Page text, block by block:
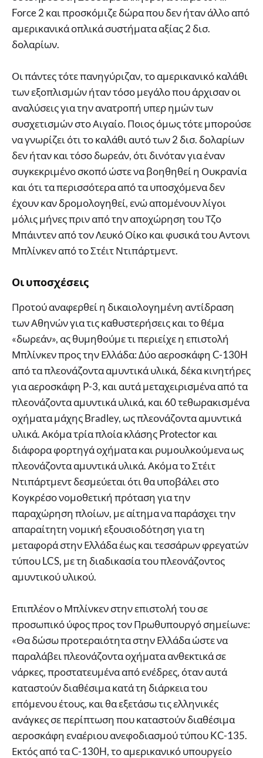
Force 2 και προσκόμιζε δώρα που δεν ήταν άλλο από
αμερικανικά οπλικά συστήματα αξίας 2 δισ.
δολαρίων.
Οι πάντες τότε πανηγύριζαν, το αμερικανικό καλάθι
των εξοπλισμών ήταν τόσο μεγάλο που άρχισαν οι
αναλύσεις για την ανατροπή υπερ ημών των
συσχετισμών στο Αιγαίο. Ποιος όμως τότε μπορούσε
να γνωρίζει ότι το καλάθι αυτό των 2 δισ. δολαρίων
δεν ήταν και τόσο δωρεάν, ότι δινόταν για έναν
συγκεκριμένο σκοπό ώστε να βοηθηθεί η Ουκρανία
και ότι τα περισσότερα από τα υποσχόμενα δεν
έχουν καν δρομολογηθεί, ενώ απομένουν λίγοι
μόλις μήνες πριν από την αποχώρηση του Τζο
Μπάιντεν από τον Λευκό Οίκο και φυσικά του Αντονι
Μπλίνκεν από το Στέιτ Ντιπάρτμεντ.
Οι υποσχέσεις
Προτού αναφερθεί η δικαιολογημένη αντίδραση
των Αθηνών για τις καθυστερήσεις και το θέμα
«δωρεάν», ας θυμηθούμε τι περιείχε η επιστολή
Μπλίνκεν προς την Ελλάδα: Δύο αεροσκάφη C-130H
από τα πλεονάζοντα αμυντικά υλικά, δέκα κινητήρες
για αεροσκάφη P-3, και αυτά μεταχειρισμένα από τα
πλεονάζοντα αμυντικά υλικά, και 60 τεθωρακισμένα
οχήματα μάχης Bradley, ως πλεονάζοντα αμυντικά
υλικά. Ακόμα τρία πλοία κλάσης Protector και
διάφορα φορτηγά οχήματα και ρυμουλκούμενα ως
πλεονάζοντα αμυντικά υλικά. Ακόμα το Στέιτ
Ντιπάρτμεντ δεσμεύεται ότι θα υποβάλει στο
Κογκρέσο νομοθετική πρόταση για την
παραχώρηση πλοίων, με αίτημα να παράσχει την
απαραίτητη νομική εξουσιοδότηση για τη
μεταφορά στην Ελλάδα έως και τεσσάρων φρεγατών
τύπου LCS, με τη διαδικασία του πλεονάζοντος
αμυντικού υλικού.
Επιπλέον ο Μπλίνκεν στην επιστολή του σε
προσωπικό ύφος προς τον Πρωθυπουργό σημείωνε:
«Θα δώσω προτεραιότητα στην Ελλάδα ώστε να
παραλάβει πλεονάζοντα οχήματα ανθεκτικά σε
νάρκες, προστατευμένα από ενέδρες, όταν αυτά
καταστούν διαθέσιμα κατά τη διάρκεια του
επόμενου έτους, και θα εξετάσω τις ελληνικές
ανάγκες σε περίπτωση που καταστούν διαθέσιμα
αεροσκάφη εναέριου ανεφοδιασμού τύπου KC-135.
Εκτός από τα C-130H, το αμερικανικό υπουργείο